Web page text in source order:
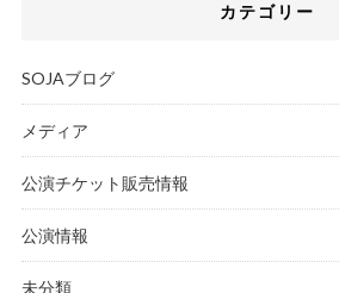
カテゴリー
SOJAブログ
メディア
公演チケット販売情報
公演情報
未分類